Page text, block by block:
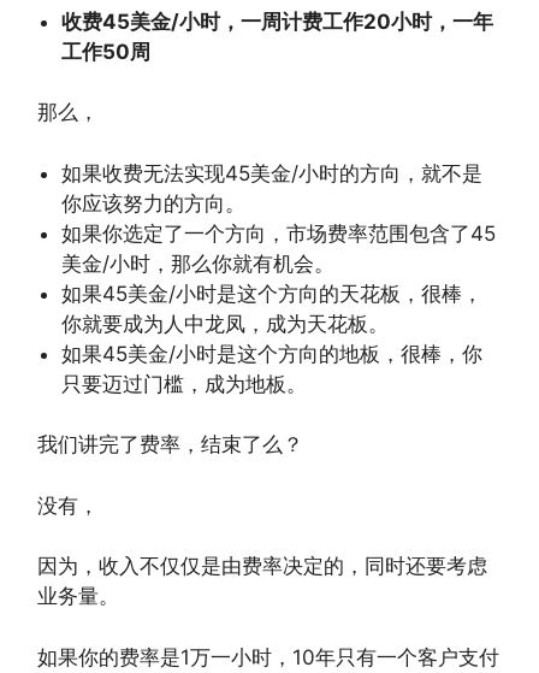
收费45美金/小时，一周计费工作20小时，一年
工作50周
那么，
如果收费无法实现45美金/小时的方向，就不是
你应该努力的方向。
如果你选定了一个方向，市场费率范围包含了45
美金/小时，那么你就有机会。
如果45美金/小时是这个方向的天花板，很棒，
你就要成为人中龙凤，成为天花板。
如果45美金/小时是这个方向的地板，很棒，你
只要迈过门槛，成为地板。
我们讲完了费率，结束了么？
没有，
因为，收入不仅仅是由费率决定的，同时还要考虑
业务量。
如果你的费率是1万一小时，10年只有一个客户支付